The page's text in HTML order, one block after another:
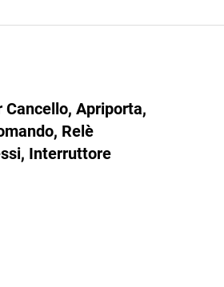
Cancello, Apriporta,
Relè
Interruttore